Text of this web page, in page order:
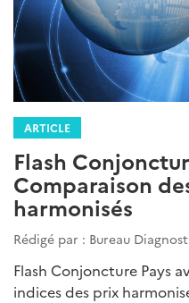
ARTICLE
Flash
Comparaison
harmonisés
Rédigé par : Bureau
Flash Conjoncture Pays
indices des prix